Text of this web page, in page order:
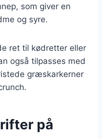
som giver en
og syre.
ret til kødretter eller
også tilpasses med
græskarkerner
på